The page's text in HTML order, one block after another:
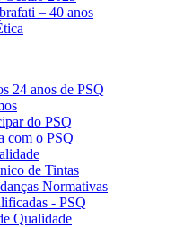
– 40 anos
24 anos de PSQ
do PSQ
com o PSQ
de Tintas
Normativas
- PSQ
Qualidade